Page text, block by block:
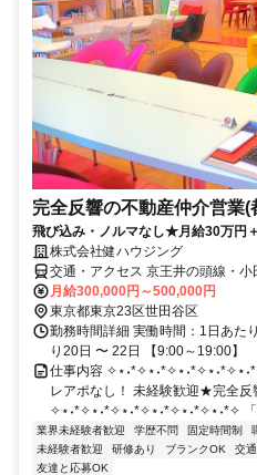
完全反響の不動産仲介営業
飛び込み・ノルマなし★月給30万円
株式会社健ハウジング
交通・アクセス 京王井の頭線・
月給300,000円～500,000円
東京都東京23区世田谷区
勤務時間詳細 実働時間：1日あた
り20日 〜 22日 【9:00～19:00】
仕事内容
レアポなし！ 未経験歓迎★完全反
✧⋆˖*✧⋆˖*✧⋆˖*✧⋆˖*✧⋆˖*✧⋆˖*✧ 「
業界未経験者歓迎 学歴不問 固定時間制
未経験者歓迎
研修あり ブランクOK 交
友達と応募OK